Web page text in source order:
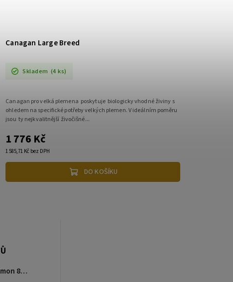
Canagan Large Breed
Skladem (4 ks)
1 585,71 Kč bez DPH
1 776 Kč
DO KOŠÍKU
Canagan pro velká plemena poskytuje biologicky vhodné živiny s
ohledem na specifické potřeby velkých plemen. V ideálním poměru
jsou ty nejkvalitnější živočišné...
BOHEMIA FRESH Adult Salmon 8kg